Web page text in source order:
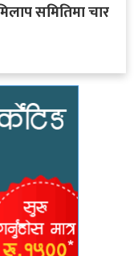
समितिमा चार